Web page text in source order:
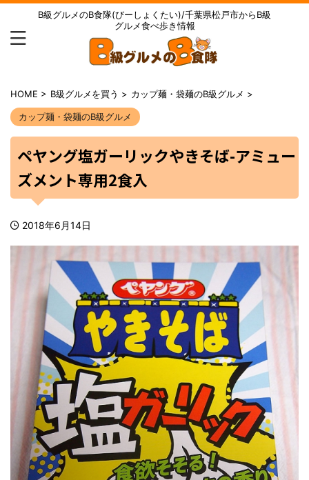
B級グルメのB食隊(びーしょくたい)/千葉県松戸市からB級
グルメ食べ歩き情報
HOME > B級グルメを買う > カップ麺・袋麺のB級グルメ >
カップ麺・袋麺のB級グルメ
ペヤング塩ガーリックやきそば-アミュー
ズメント専用2食入
2018年6月14日